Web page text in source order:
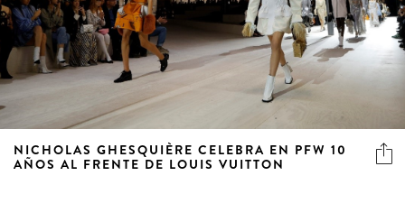
NICHOLAS GHESQUIÈRE CELEBRA EN PFW 10
AÑOS AL FRENTE DE LOUIS VUITTON